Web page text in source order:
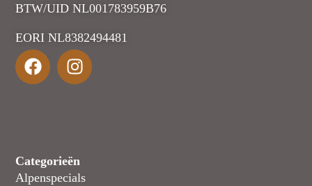
BTW/UID NL001783959B76
EORI NL8382494481
Categorieën
Alpenspecials